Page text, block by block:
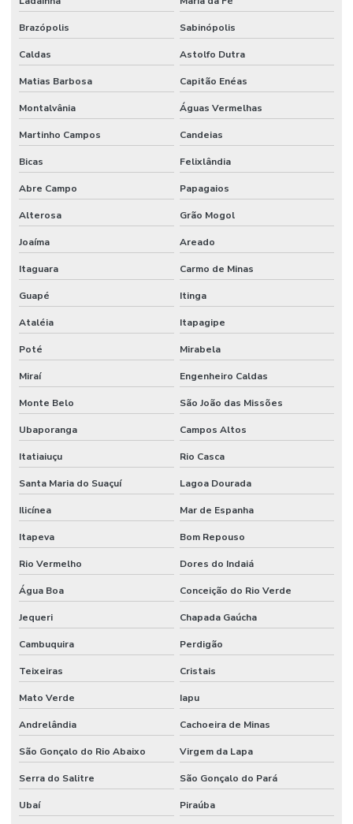
Brazópolis Sabinópolis
Caldas Astolfo Dutra
Matias Barbosa Capitão Enéas
Montalvânia Águas Vermelhas
Martinho Campos Candeias
Bicas Felixlândia
Abre Campo Papagaios
Alterosa Grão Mogol
Joaíma Areado
Itaguara Carmo de Minas
Guapé Itinga
Ataléia Itapagipe
Poté Mirabela
Miraí Engenheiro Caldas
Monte Belo São João das Missões
Ubaporanga Campos Altos
Itatiaiuçu Rio Casca
Santa Maria do Suaçuí Lagoa Dourada
Ilicínea Mar de Espanha
Itapeva Bom Repouso
Rio Vermelho Dores do Indaiá
Água Boa Conceição do Rio Verde
Jequeri Chapada Gaúcha
Cambuquira Perdigão
Teixeiras Cristais
Mato Verde Iapu
Andrelândia Cachoeira de Minas
São Gonçalo do Rio Abaixo Virgem da Lapa
Serra do Salitre São Gonçalo do Pará
Ubaí Piraúba